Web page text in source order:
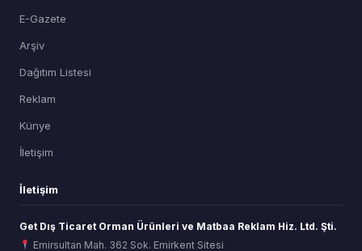
E-Gazete
Arşiv
Dağıtım Listesi
Reklam
Künye
İletişim
İletişim
Get Dış Ticaret Orman Ürünleri ve Matbaa Reklam Hiz. Ltd. Şti.
Emirsultan Mah. 362 Sok. Emirkent Sitesi